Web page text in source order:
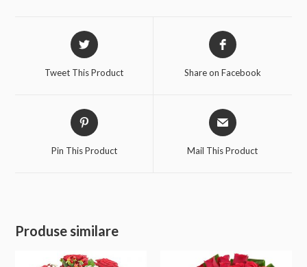
Tweet This Product Share on Facebook
Pin This Product Mail This Product
Produse similare